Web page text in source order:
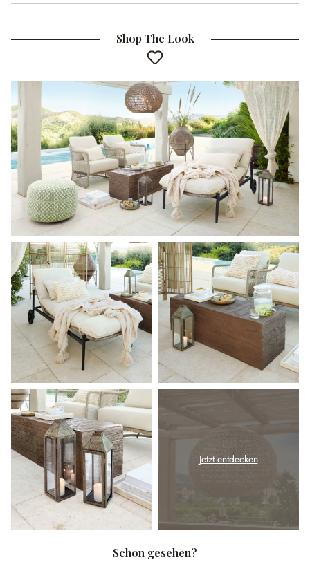
Shop The Look
Jetzt entdecken
Schon gesehen?